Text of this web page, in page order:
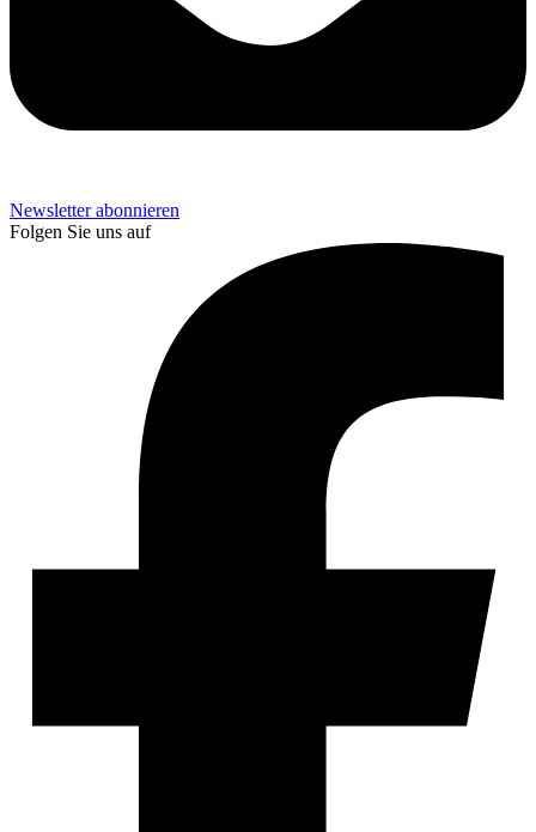
Newsletter abonnieren
Folgen Sie uns auf